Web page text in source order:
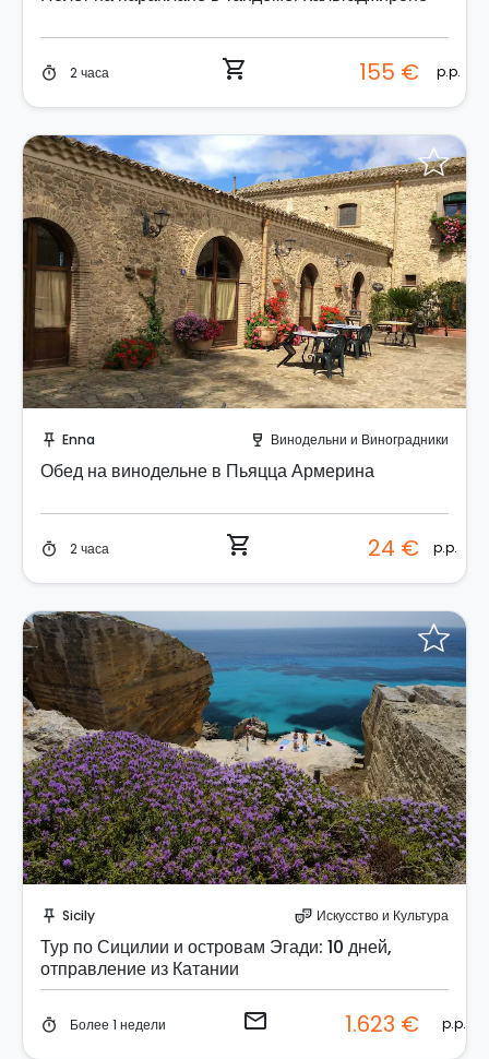
timer 2 часа shopping_cart 155 € p.p.
push_pin Enna wine_bar Винодельни и Виноградники
Обед на винодельне в Пьяцца Армерина
timer 2 часа shopping_cart 24 € p.p.
push_pin Sicily theater_comedy Искусство и Культура
Тур по Сицилии и островам Эгади: 10 дней,
отправление из Катании
timer Более 1 недели email 1.623 € p.p.